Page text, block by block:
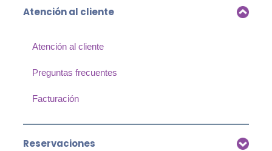
Atención al cliente
Atención al cliente
Preguntas frecuentes
Facturación
Reservaciones